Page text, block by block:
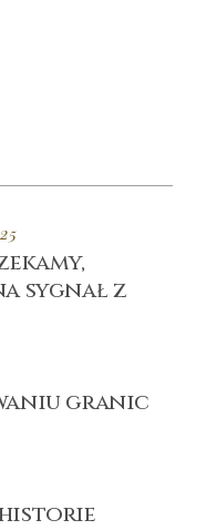
sygnał z
granic
historie